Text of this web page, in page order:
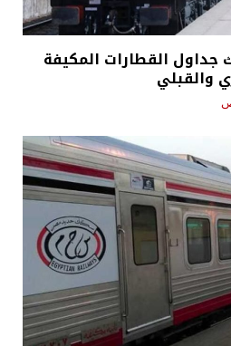
جداول القطارات المكيفة
والقبلي